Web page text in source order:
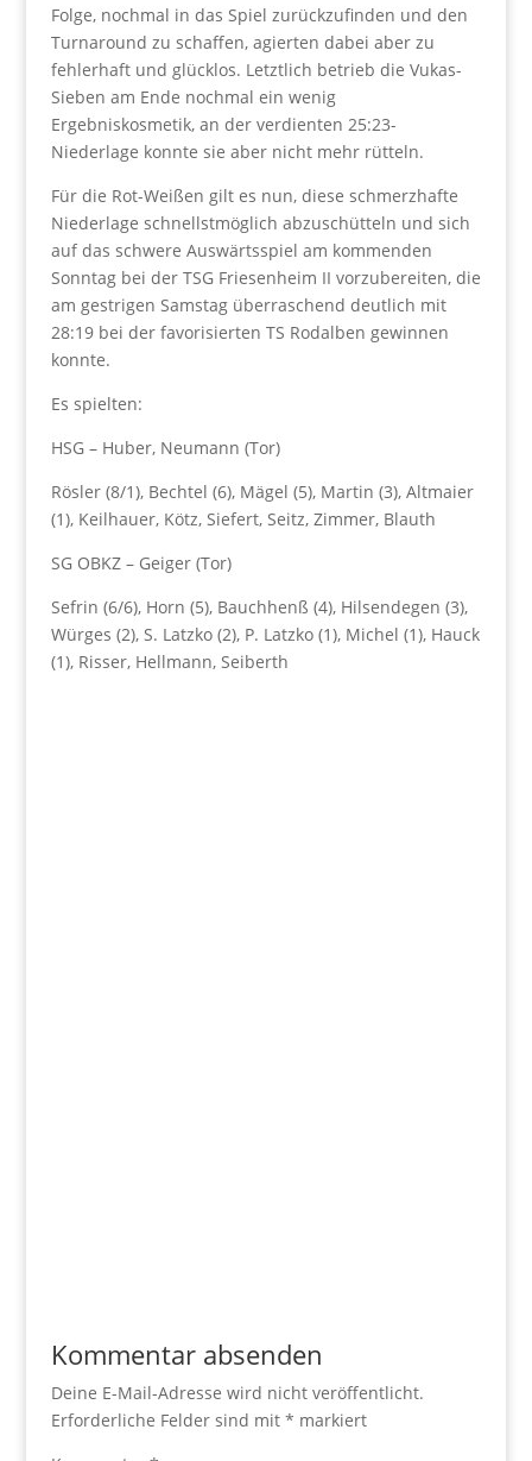
Folge, nochmal in das Spiel zurückzufinden und den
Turnaround zu schaffen, agierten dabei aber zu
fehlerhaft und glücklos. Letztlich betrieb die Vukas-
Sieben am Ende nochmal ein wenig
Ergebniskosmetik, an der verdienten 25:23-
Niederlage konnte sie aber nicht mehr rütteln.
Für die Rot-Weißen gilt es nun, diese schmerzhafte
Niederlage schnellstmöglich abzuschütteln und sich
auf das schwere Auswärtsspiel am kommenden
Sonntag bei der TSG Friesenheim II vorzubereiten, die
am gestrigen Samstag überraschend deutlich mit
28:19 bei der favorisierten TS Rodalben gewinnen
konnte.
Es spielten:
HSG – Huber, Neumann (Tor)
Rösler (8/1), Bechtel (6), Mägel (5), Martin (3), Altmaier
(1), Keilhauer, Kötz, Siefert, Seitz, Zimmer, Blauth
SG OBKZ – Geiger (Tor)
Sefrin (6/6), Horn (5), Bauchhenß (4), Hilsendegen (3),
Würges (2), S. Latzko (2), P. Latzko (1), Michel (1), Hauck
(1), Risser, Hellmann, Seiberth
Kommentar absenden
Deine E-Mail-Adresse wird nicht veröffentlicht.
Erforderliche Felder sind mit * markiert